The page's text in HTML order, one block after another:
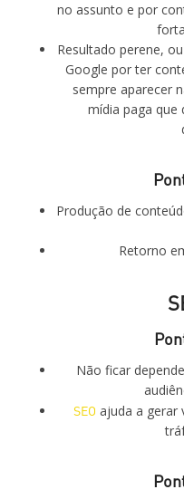
no assunto e por
Resultado perene,
Google por ter
sempre aparecer
mídia paga que
Produção de
Retorno
Não ficar
SEO ajuda a gerar